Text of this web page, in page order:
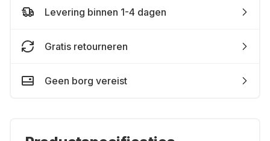
Levering binnen 1-4 dagen
Gratis retourneren
Geen borg vereist